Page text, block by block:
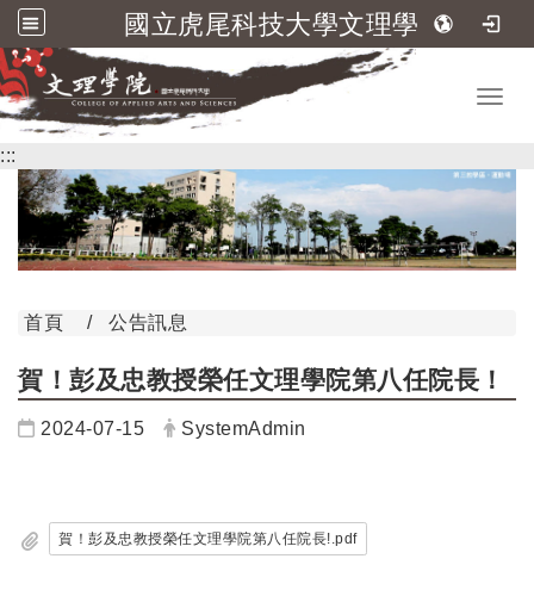
國立虎尾科技大學文理學院
跳到主要內容
:::
首頁 公告訊息
賀！彭及忠教授榮任文理學院第八任院長！
日期：
2024-07-15 發布者：
SystemAdmin
賀！彭及忠教授榮任文理學院第八任院長!.pdf